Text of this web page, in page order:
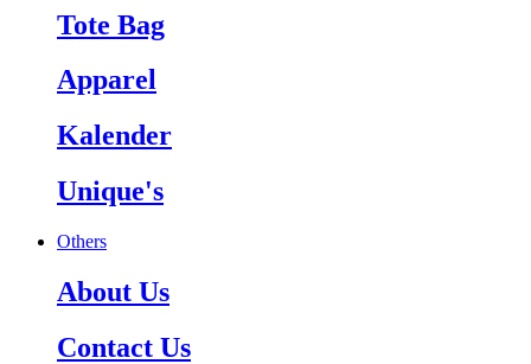
Tote Bag
Apparel
Kalender
Unique's
Others
About Us
Contact Us